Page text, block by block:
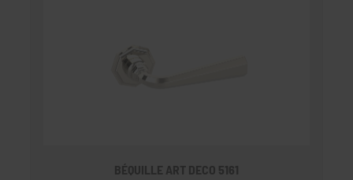
BÉQUILLE ART DECO 5161